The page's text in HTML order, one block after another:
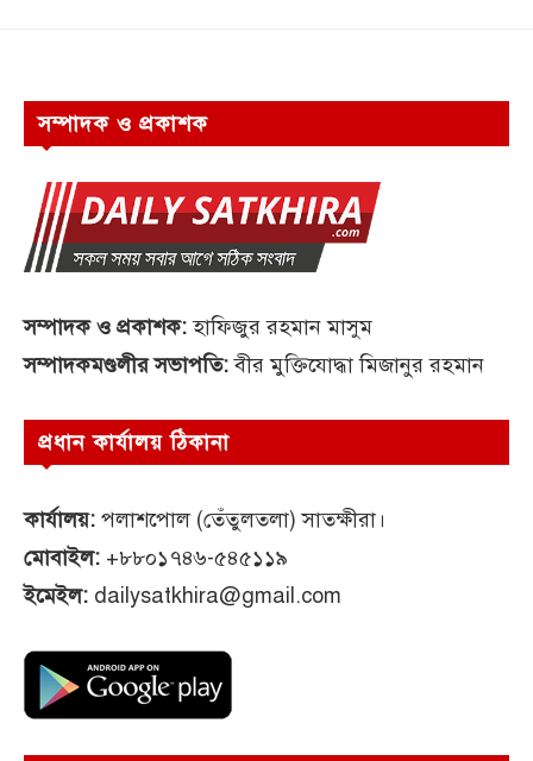
সম্পাদক ও প্রকাশক
সম্পাদক ও প্রকাশক:হাফিজুর রহমান মাসুম
সম্পাদকমণ্ডলীর সভাপতি:বীর মুক্তিযোদ্ধা মিজানুর রহমান
প্রধান কার্যালয় ঠিকানা
কার্যালয়: পলাশপোল (তেঁতুলতলা) সাতক্ষীরা।
মোবাইল: +৮৮০১৭৪৬-৫৪৫১১৯
ইমেইল: dailysatkhira@gmail.com